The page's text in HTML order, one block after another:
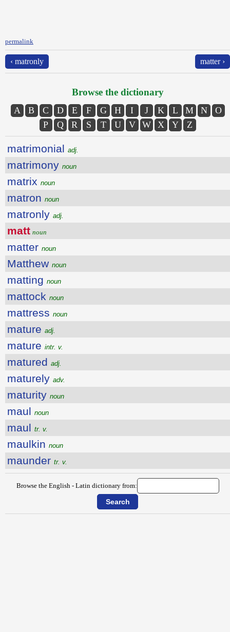
permalink
‹ matronly matter ›
Browse the dictionary
A B C D E F G H I J K L M N
O
P
Q R S T U V W X Y Z
matrimonial adj.
matrimony noun
matrix noun
matron noun
matronly adj.
matt noun
matter noun
Matthew noun
matting noun
mattock noun
mattress noun
mature adj.
mature intr. v.
matured adj.
maturely adv.
maturity noun
maul noun
maul tr. v.
maulkin noun
maunder tr. v.
Browse the English - Latin dictionary from: